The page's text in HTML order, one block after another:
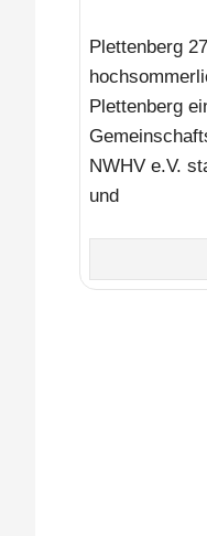
Plettenberg
Plettenberg
NWHV e.V.
und